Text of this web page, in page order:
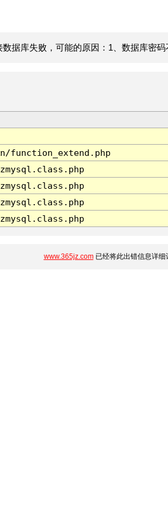
据库失败，可能的原因：1、数据库密码
function_extend.php
www.365jz.com已经将此出错信息详细